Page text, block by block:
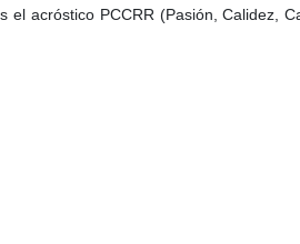
acróstico PCCRR (Pasión, Calidez,